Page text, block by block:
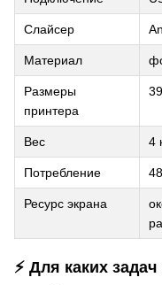
Слайсер
Материал
Размеры
принтера
Вес 4
Потребление
Ресурс экрана
⚡ Для каких